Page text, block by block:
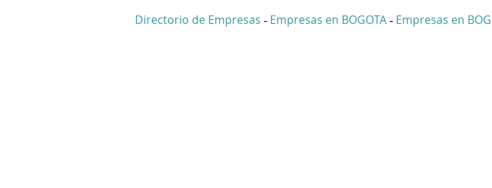
Directorio de Empresas - Empresas en BOGOTA - Empresas en